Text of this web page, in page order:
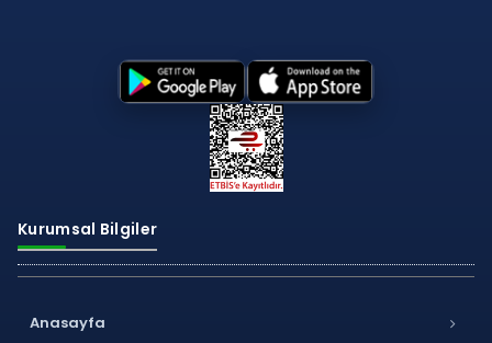
Kurumsal Bilgiler
Anasayfa